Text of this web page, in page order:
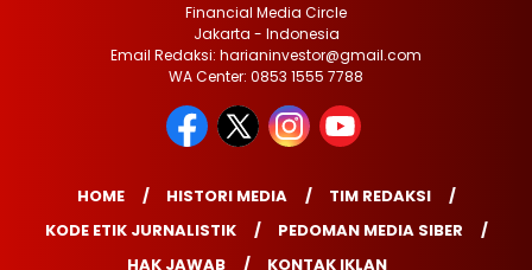
Financial Media Circle
Jakarta - Indonesia
Email Redaksi: harianinvestor@gmail.com
WA Center: 0853 1555 7788
HOME HISTORI MEDIA
TIM REDAKSI
KODE ETIK JURNALISTIK
PEDOMAN MEDIA SIBER
HAK JAWAB
KONTAK IKLAN